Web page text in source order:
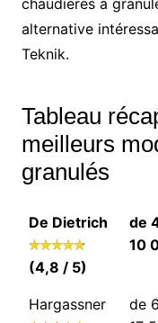
chaudières à
alternative
Teknik.
Tableau
meilleurs
granulés
De Dietrich
(4,8 / 5)
de
10
Hargassner
de